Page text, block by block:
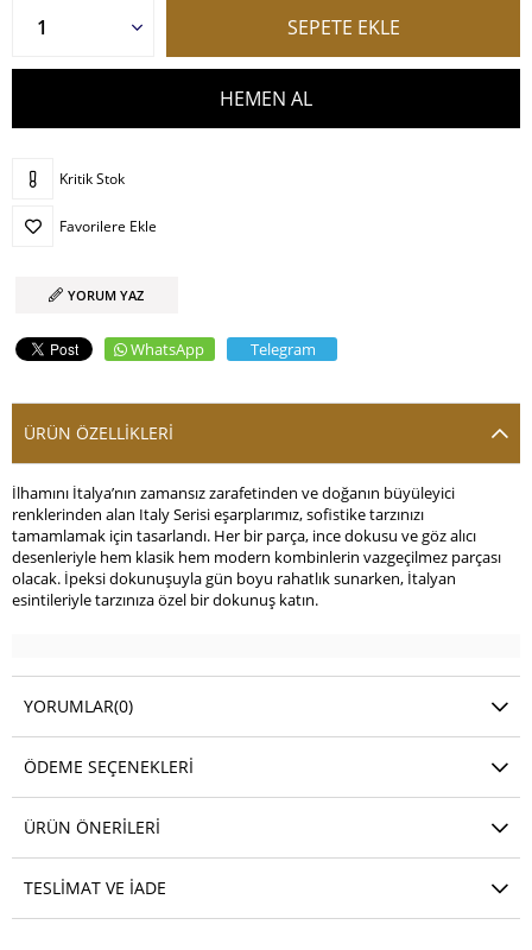
Kritik Stok
Favorilere Ekle
YORUM YAZ
WhatsApp Telegram
ÜRÜN ÖZELLIKLERI
İlhamını İtalya’nın zamansız zarafetinden ve doğanın büyüleyici
renklerinden alan Italy Serisi eşarplarımız, sofistike tarzınızı
tamamlamak için tasarlandı. Her bir parça, ince dokusu ve göz alıcı
desenleriyle hem klasik hem modern kombinlerin vazgeçilmez parçası
olacak. İpeksi dokunuşuyla gün boyu rahatlık sunarken, İtalyan
esintileriyle tarzınıza özel bir dokunuş katın.
YORUMLAR(0)
ÖDEME SEÇENEKLERI
ÜRÜN ÖNERILERI
TESLIMAT VE İADE